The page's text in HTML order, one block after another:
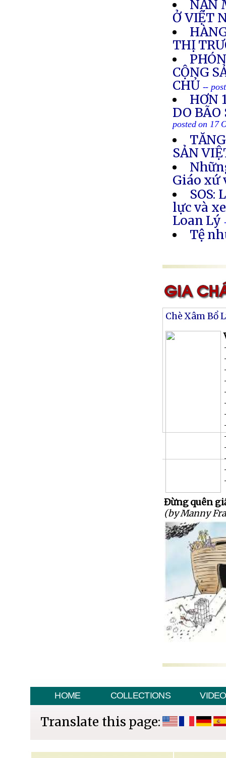
NẠN
Ở VIỆT
THỊ
CỘNG
CHỦ --
HƠN
DO
posted on 17
SẢN
Giáo xứ
lực và
Loan Lý
Tệ
Chè Xâm Bổ
Đừng quên
(by Manny
HOME COLLECTIONS VIDEO
Translate this page: